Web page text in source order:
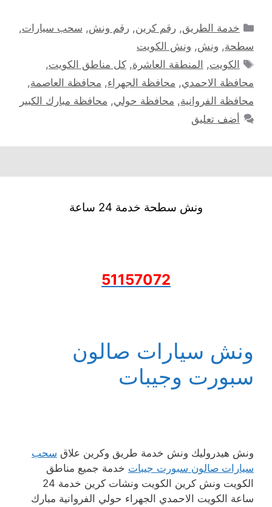
التصنيفات
خدمة الطريق,رقم كرين,رقم ونش, سحب سيارات,
سطحة, ونش, ونش الكويت
الوسوم
الكويت, المنطقة العاشرة,كل مناطق الكويت,
محافظة الاحمدي, محافظة الجهراء, محافظة العاصمة,
محافظة الفروانية, محافظة حولي, محافظة مبارك الكبير
أضف تعليق
ونش سطحة خدمة 24 ساعة
51157072
ونش سيارات صالون
سبورت وجيبات
ونش هيدروليك ونش خدمة طريق وكرين علاق سحب
سيارات صالون سبورت جيبات خدمة جميع مناطق
الكويت ونش كرين الكويت ونشات كرين خدمة 24
ساعة الكويت الاحمدي الجهراء حولي الفروانية مبارك